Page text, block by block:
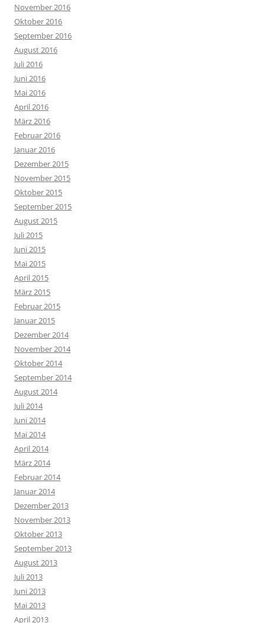
November 2016
Oktober 2016
September 2016
August 2016
Juli 2016
Juni 2016
Mai 2016
April 2016
März 2016
Februar 2016
Januar 2016
Dezember 2015
November 2015
Oktober 2015
September 2015
August 2015
Juli 2015
Juni 2015
Mai 2015
April 2015
März 2015
Februar 2015
Januar 2015
Dezember 2014
November 2014
Oktober 2014
September 2014
August 2014
Juli 2014
Juni 2014
Mai 2014
April 2014
März 2014
Februar 2014
Januar 2014
Dezember 2013
November 2013
Oktober 2013
September 2013
August 2013
Juli 2013
Juni 2013
Mai 2013
April 2013